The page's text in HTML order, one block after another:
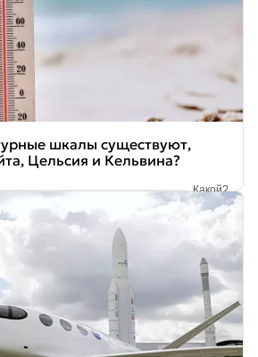
шкалы существуют,
Цельсия и Кельвина?
Какой?